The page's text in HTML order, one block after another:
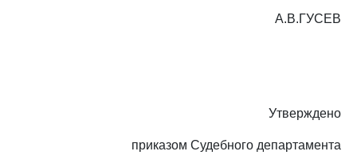
А.В.ГУСЕВ
Утверждено
приказом Судебного департамента